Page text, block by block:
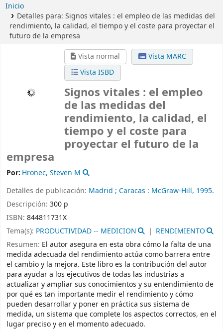
Inicio
Detalles para: Signos vitales : el empleo de las medidas del
rendimiento, la calidad, el tiempo y el coste para proyectar el
futuro de la empresa
Vista normal
Vista MARC
Vista ISBD
Signos vitales : el empleo
de las medidas del
rendimiento, la calidad, el
tiempo y el coste para
proyectar el futuro de la
empresa
Por: Hronec, Steven M
Detalles de publicación: Madrid ; Caracas : McGraw-Hill, 1995.
Descripción: 300 p
ISBN: 844811731X
Tema(s): PRODUCTIVIDAD -- MEDICION
RENDIMIENTO
Resumen: El autor asegura en esta obra cómo la falta de una
medida adecuada del rendimiento actúa como barrera entre
el cambio y la mejora. Este libro es la contribución del autor
para ayudar a los ejecutivos de todas las industrias a
actualizar y ampliar sus conocimientos y su entendimiento de
por qué es tan importante medir el rendimiento y cómo
pueden desarrollar y poner en práctica sus sistema de
medida, un sistema que complete los aspectos correctos, en el
lugar preciso y en el momento adecuado.